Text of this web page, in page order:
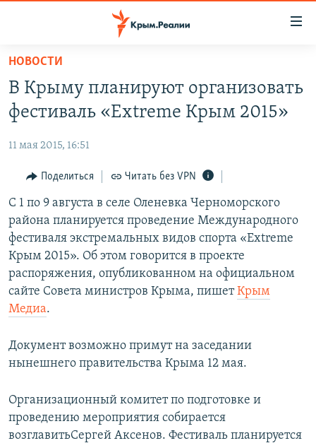
Вернуться
основному
содержанию
Вернутся
навигации
Вернутся
поиску
СПЕЦПРОЕКТЫ
КАРТА ВОЕННЫХ ОБЪЕКТОВ КРЫМА
11 ЛЕТ ОККУПАЦИИ КРЫМА. 11 ИСТОРИЙ СОПРОТИВЛЕНИЯ
ВОДА
ИСТОРИЯ
ЕЩЕ
ИНТЕРАКТИВ
ТЕЛЕПРОЕКТ КРЫМ.РЕАЛИИ
СОВЕТЫ ПРАВОЗАЩИТНИКОВ
ПРОПАВШИЕ БЕЗ ВЕСТИ
КРЫМ.НЕПОКОРЕННЫЙ
УКРАИНСКАЯ ПРОБЛЕМА КРЫМА
РАДІО СВОБОДА
КАК ОБОЙТИ БЛОКИРОВКУ
Українською
Qırımtatar
Все сайты RFE/RL
НОВОСТИ
В Крыму планируют организовать
фестиваль «Extreme Крым 2015»
11 мая 2015, 16:51
Поделиться Читать без VPN
С 1 по 9 августа в селе Оленевка Черноморского
района планируется проведение Международного
фестиваля экстремальных видов спорта «Extreme
Крым 2015». Об этом говорится в проекте
распоряжения, опубликованном на официальном
сайте Совета министров Крыма, пишетКрым
Медиа.
Документ возможно примут на заседании
нынешнего правительства Крыма 12 мая.
Организационный комитет по подготовке и
проведению мероприятия собирается
возглавитьСергей Аксенов. Фестиваль планируется